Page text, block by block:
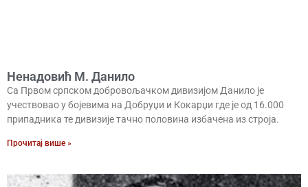
Ненадовић М. Данило
Са Првом српском добровољачком дивизијом Данило је
учествовао у бојевима на Добруџи и Кокарџи где је од 16.000
припадника те дивизије тачно половина избачена из строја.
Прочитај више »